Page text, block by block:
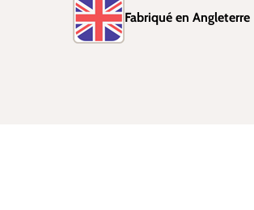
Fabriqué en Angleterre